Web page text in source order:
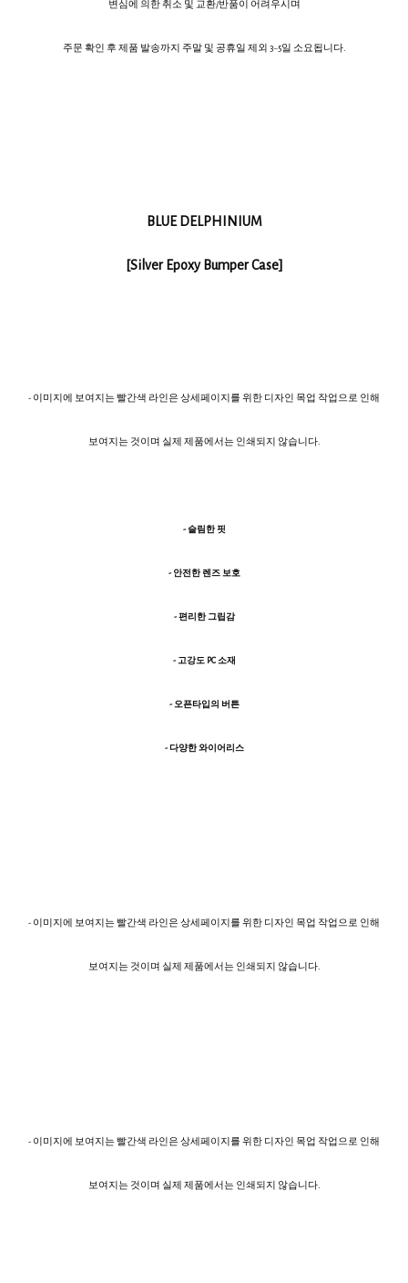
변심에 의한 취소 및 교환/반품이 어려우시며
주문 확인 후 제품 발송까지 주말 및 공휴일 제외 3~5일 소요됩니다.
BLUE DELPHINIUM
[Silver Epoxy Bumper Case]
- 이미지에 보여지는 빨간색 라인은 상세페이지를 위한 디자인 목업 작업으로 인해
보여지는 것이며 실제 제품에서는 인쇄되지 않습니다.
- 슬림한 핏
- 안전한 렌즈 보호
- 편리한 그립감
- 고강도 PC 소재
- 오픈타입의 버튼
- 다양한 와이어리스
- 이미지에 보여지는 빨간색 라인은 상세페이지를 위한 디자인 목업 작업으로 인해
보여지는 것이며 실제 제품에서는 인쇄되지 않습니다.
- 이미지에 보여지는 빨간색 라인은 상세페이지를 위한 디자인 목업 작업으로 인해
보여지는 것이며 실제 제품에서는 인쇄되지 않습니다.